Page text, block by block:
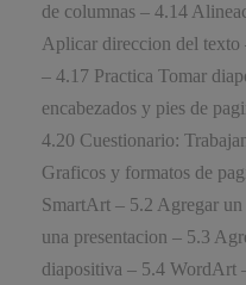
de columnas – 4.14
Aplicar direccion del texto
– 4.17 Practica Tomar
encabezados y pies de
4.20 Cuestionario:
Graficos y formatos de
SmartArt – 5.2 Agregar un
una presentacion – 5.3
diapositiva – 5.4 WordArt